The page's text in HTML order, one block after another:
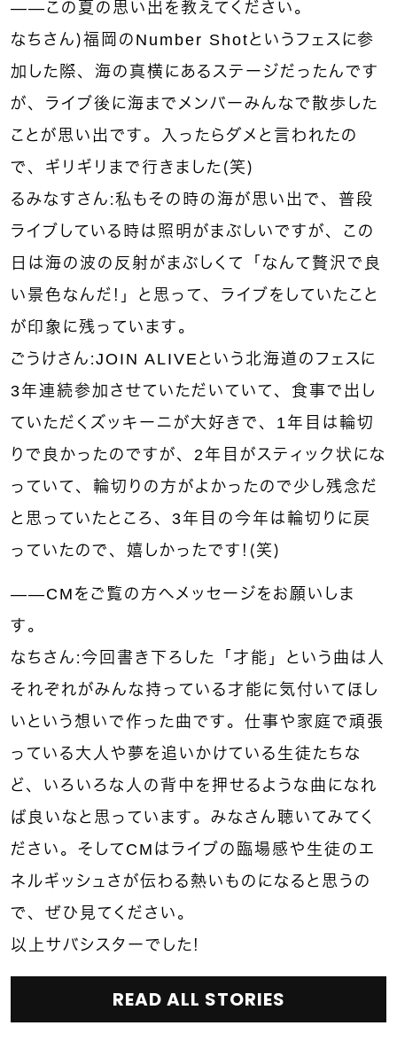
——この夏の思い出を教えてください。
なちさん）福岡のNumber Shotというフェスに参
加した際、海の真横にあるステージだったんです
が、ライブ後に海までメンバーみんなで散歩した
ことが思い出です。入ったらダメと言われたの
で、ギリギリまで行きました（笑）
るみなすさん：私もその時の海が思い出で、普段
ライブしている時は照明がまぶしいですが、この
日は海の波の反射がまぶしくて「なんて贅沢で良
い景色なんだ！」と思って、ライブをしていたこと
が印象に残っています。
ごうけさん：JOIN ALIVEという北海道のフェスに
3年連続参加させていただいていて、食事で出し
ていただくズッキーニが大好きで、1年目は輪切
りで良かったのですが、2年目がスティック状にな
っていて、輪切りの方がよかったので少し残念だ
と思っていたところ、3年目の今年は輪切りに戻
っていたので、嬉しかったです！（笑）
——CMをご覧の方へメッセージをお願いしま
す。
なちさん：今回書き下ろした「才能」という曲は人
それぞれがみんな持っている才能に気付いてほし
いという想いで作った曲です。仕事や家庭で頑張
っている大人や夢を追いかけている生徒たちな
ど、いろいろな人の背中を押せるような曲になれ
ば良いなと思っています。みなさん聴いてみてく
ださい。そしてCMはライブの臨場感や生徒のエ
ネルギッシュさが伝わる熱いものになると思うの
で、ぜひ見てください。
以上サバシスターでした！
READ ALL STORIES